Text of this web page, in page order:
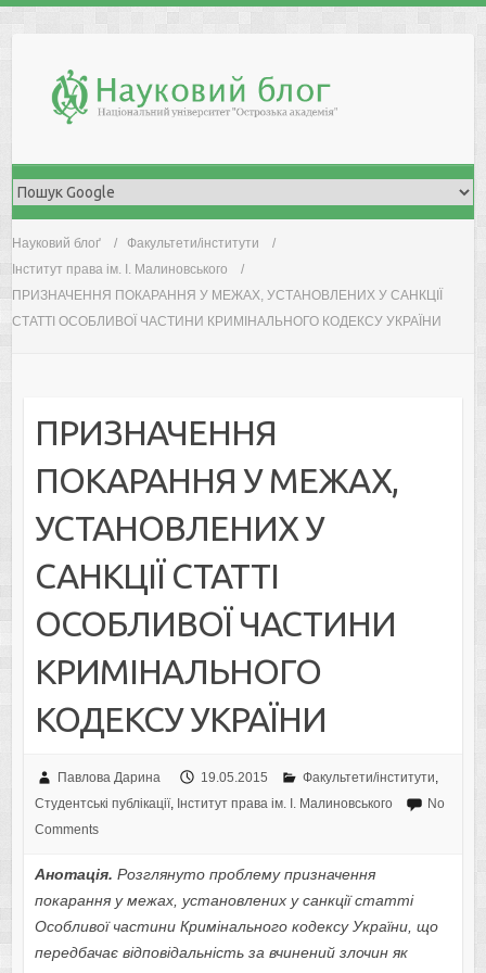
Науковий блоґ
Факультети/інститути
Інститут права ім. І. Малиновського
ПРИЗНАЧЕННЯ ПОКАРАННЯ У МЕЖАХ, УСТАНОВЛЕНИХ У САНКЦІЇ
СТАТТІ ОСОБЛИВОЇ ЧАСТИНИ КРИМІНАЛЬНОГО КОДЕКСУ УКРАЇНИ
ПРИЗНАЧЕННЯ
ПОКАРАННЯ У МЕЖАХ,
УСТАНОВЛЕНИХ У
САНКЦІЇ СТАТТІ
ОСОБЛИВОЇ ЧАСТИНИ
КРИМІНАЛЬНОГО
КОДЕКСУ УКРАЇНИ
Павлова Дарина 19.05.2015 Факультети/інститути,
Студентські публікації, Інститут права ім. І. Малиновського
No
Comments
Анотація. Розглянуто проблему призначення
покарання у межах, установлених у санкції статті
Особливої частини Кримінального кодексу України, що
передбачає відповідальність за вчинений злочин як